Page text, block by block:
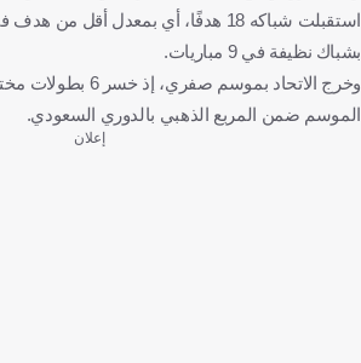
استقبلت شباكه 18 هدفًا، أي بمعدل أقل
بشباك نظيفة في 9 مباريات.
وخرج الاتحاد بموسم
الموسم ضمن المربع الذهبي بالدوري السعودي.
إعلان